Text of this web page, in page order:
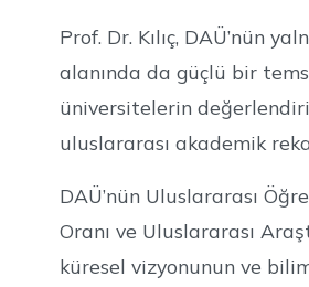
Prof. Dr. Kılıç, DAÜ’nün
alanında da güçlü bir
üniversitelerin
uluslararası akademik
DAÜ’nün Uluslararası
Oranı ve Uluslararası
küresel vizyonunun ve